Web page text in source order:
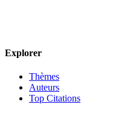
Explorer
Thèmes
Auteurs
Top Citations